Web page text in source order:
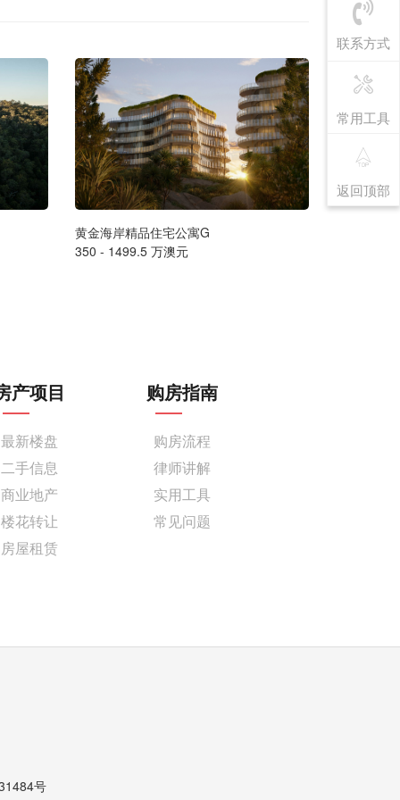
黄金海岸精品住宅公寓G
350 - 1499.5 万澳元
产项目
最新楼盘
二手信息
商业地产
楼花转让
房屋租赁
购房指南
购房流程
律师讲解
实用工具
常见问题
号
联系方式
常用工具
返回顶部